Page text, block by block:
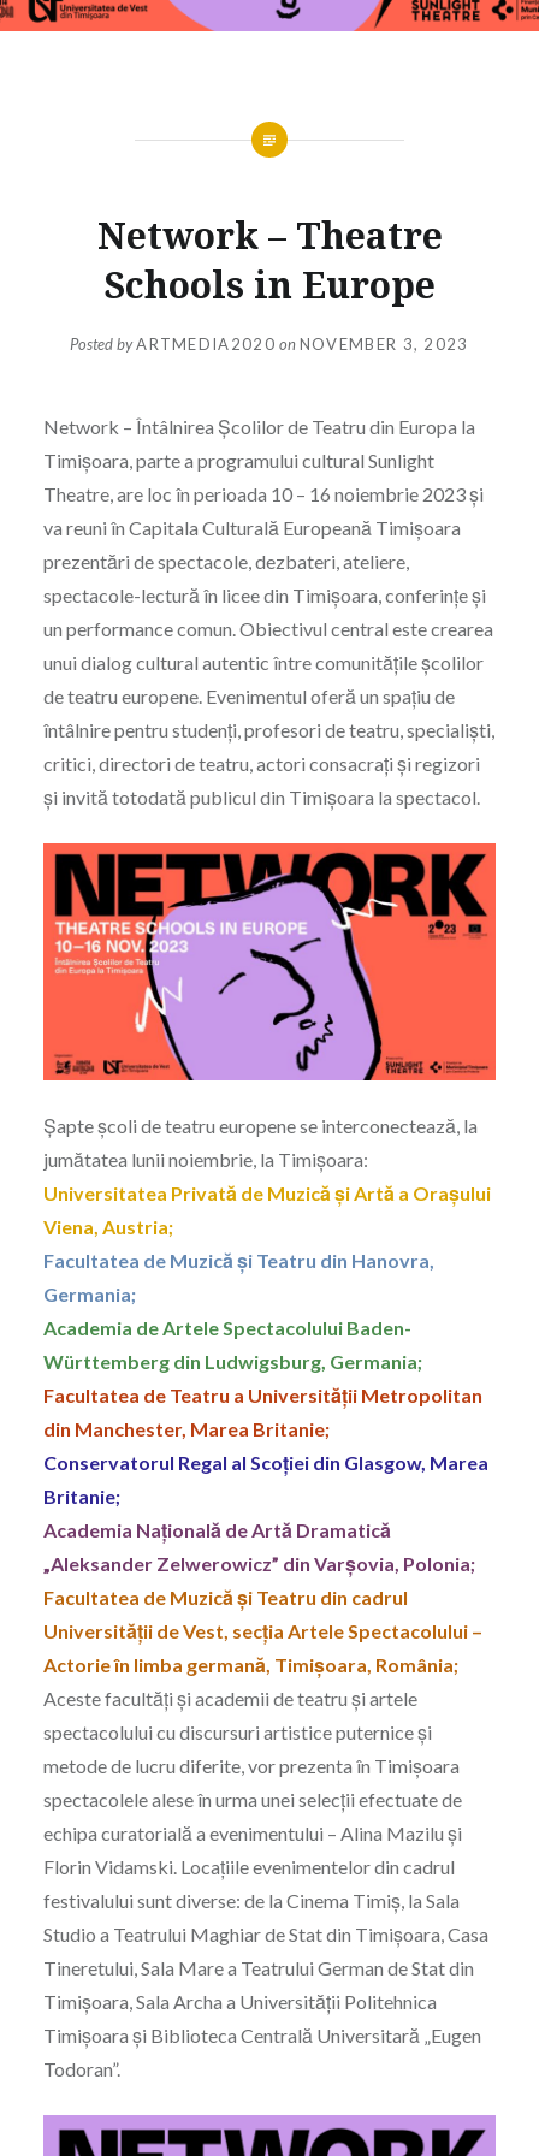
Network – Theatre
Schools in Europe
Posted byARTMEDIA2020 onNOVEMBER 3, 2023
Network – Întâlnirea Școlilor de Teatru din Europa la
Timișoara, parte a programului cultural Sunlight
Theatre, are loc în perioada 10 – 16 noiembrie 2023 și
va reuni în Capitala Culturală Europeană Timișoara
prezentări de spectacole, dezbateri, ateliere,
spectacole-lectură în licee din Timișoara, conferințe și
un performance comun. Obiectivul central este crearea
unui dialog cultural autentic între comunitățile școlilor
de teatru europene. Evenimentul oferă un spațiu de
întâlnire pentru studenți, profesori de teatru, specialiști,
critici, directori de teatru, actori consacrați și regizori
și invită totodată publicul din Timișoara la spectacol.
Șapte școli de teatru europene se interconectează, la
jumătatea lunii noiembrie, la Timișoara:
Universitatea Privată de Muzică și Artă a Orașului
Viena, Austria;
Facultatea de Muzică și Teatru din Hanovra,
Germania;
Academia de Artele Spectacolului Baden-
Württemberg din Ludwigsburg, Germania;
Facultatea de Teatru a Universității Metropolitan
din Manchester, Marea Britanie;
Conservatorul Regal al Scoției din Glasgow, Marea
Britanie;
Academia Națională de Artă Dramatică
„Aleksander Zelwerowicz” din Varșovia, Polonia;
Facultatea de Muzică și Teatru din cadrul
Universității de Vest, secția Artele Spectacolului –
Actorie în limba germană, Timișoara, România;
Aceste facultăți și academii de teatru și artele
spectacolului cu discursuri artistice puternice și
metode de lucru diferite, vor prezenta în Timișoara
spectacolele alese în urma unei selecții efectuate de
echipa curatorială a evenimentului – Alina Mazilu și
Florin Vidamski. Locațiile evenimentelor din cadrul
festivalului sunt diverse: de la Cinema Timiș, la Sala
Studio a Teatrului Maghiar de Stat din Timișoara, Casa
Tineretului, Sala Mare a Teatrului German de Stat din
Timișoara, Sala Archa a Universității Politehnica
Timișoara și Biblioteca Centrală Universitară „Eugen
Todoran”.